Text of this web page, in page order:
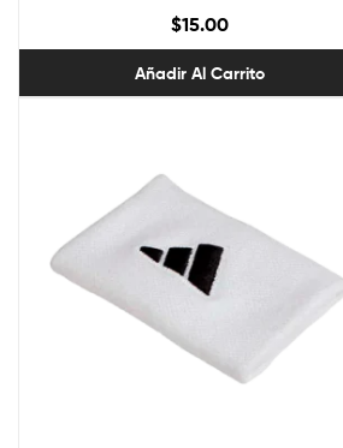
$15.00
Añadir Al Carrito